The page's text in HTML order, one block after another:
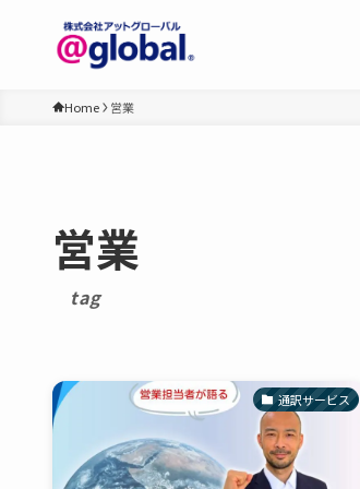
Home 営業
営業
tag
通訳サービス